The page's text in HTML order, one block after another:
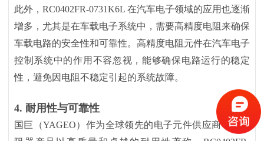
此外， RC0402FR-0731K6L 在汽车电子领域的应用也逐渐
增多，尤其是在车载电子系统中，需要高精度电阻来确保
车载电路的安全性和可靠性。高精度电阻元件在汽车电子
控制系统中的作用不容忽视，能够确保电路运行的稳定
性，避免因电阻不稳定引起的系统故障。
4. 耐用性与可靠性
国巨（YAGEO）作为全球领先的电子元件供应商，其电